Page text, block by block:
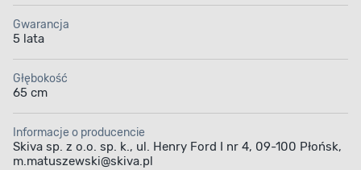
Gwarancja
5 lata
Głębokość
65 cm
Informacje o producencie
Skiva sp. z o.o. sp. k., ul. Henry Ford I nr 4, 09-100 Płońsk,
m.matuszewski@skiva.pl